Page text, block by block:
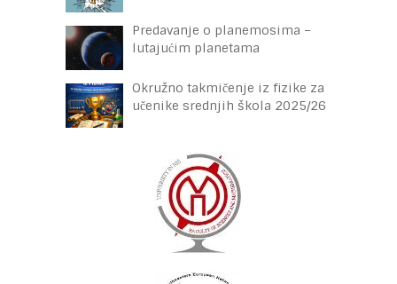
Predavanje o planemosima –
lutajućim planetama
Okružno takmičenje iz fizike za
učenike srednjih škola 2025/26